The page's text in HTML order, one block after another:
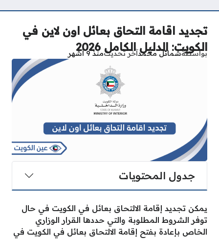
تجديد اقامة التحاق بعائل اون لاين في
الكويت: الدليل الكامل 2026
بواسطةشمائل محمدآخر تحديثمنذ 9 أشهر
جدول المحتويات
يمكن تجديد إقامة الالتحاق بعائل في الكويت في حال
توفر الشروط المطلوبة والتي حددها القرار الوزاري
الخاص بإعادة بفتح إقامة الالتحاق بعائل في الكويت في